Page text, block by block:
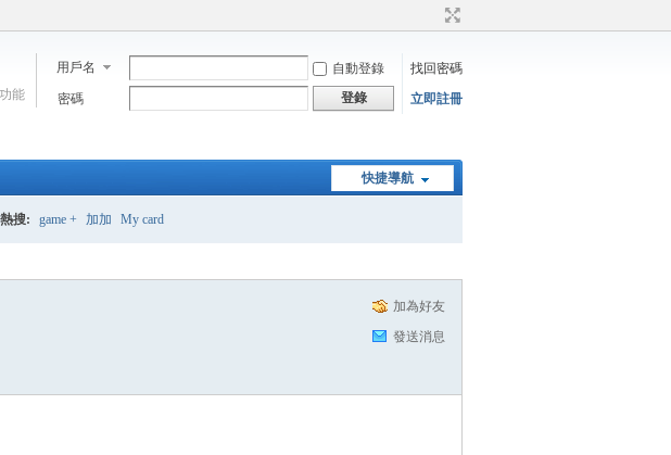
用戶名 自動登錄
找回密碼
密碼
登錄 立即註冊
能
快捷導航
熱搜: game + 加加 My card
加為好友
發送消息